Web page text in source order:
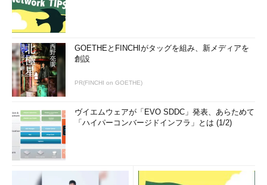
GOETHEとFINCHIがタッグを組み、新メディアを
創設
PR(FINCHI on GOETHE)
ヴイエムウェアが「EVO SDDC」発表、あらためて
「ハイパーコンバージドインフラ」とは (1/2)